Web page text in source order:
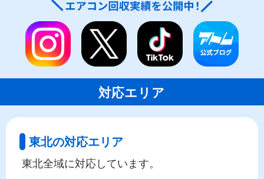
対応エリア
東北の対応エリア
東北全域に対応しています。